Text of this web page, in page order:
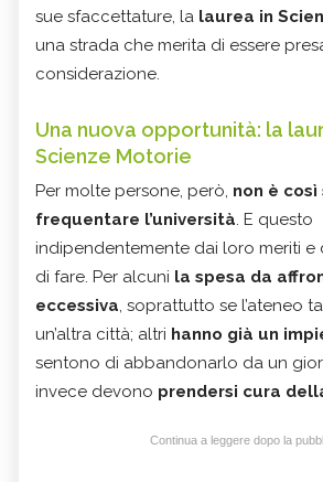
sue sfaccettature, la laurea in
una strada che merita di essere
considerazione.
Una nuova opportunità: la
Scienze Motorie
Per molte persone, però, non è
frequentare l’università. E questo
indipendentemente dai loro meriti
di fare. Per alcuni la spesa da
eccessiva, soprattutto se l’ateneo
un’altra città; altri hanno già un
sentono di abbandonarlo da un
invece devono prendersi cura
Continua a leggere dopo la